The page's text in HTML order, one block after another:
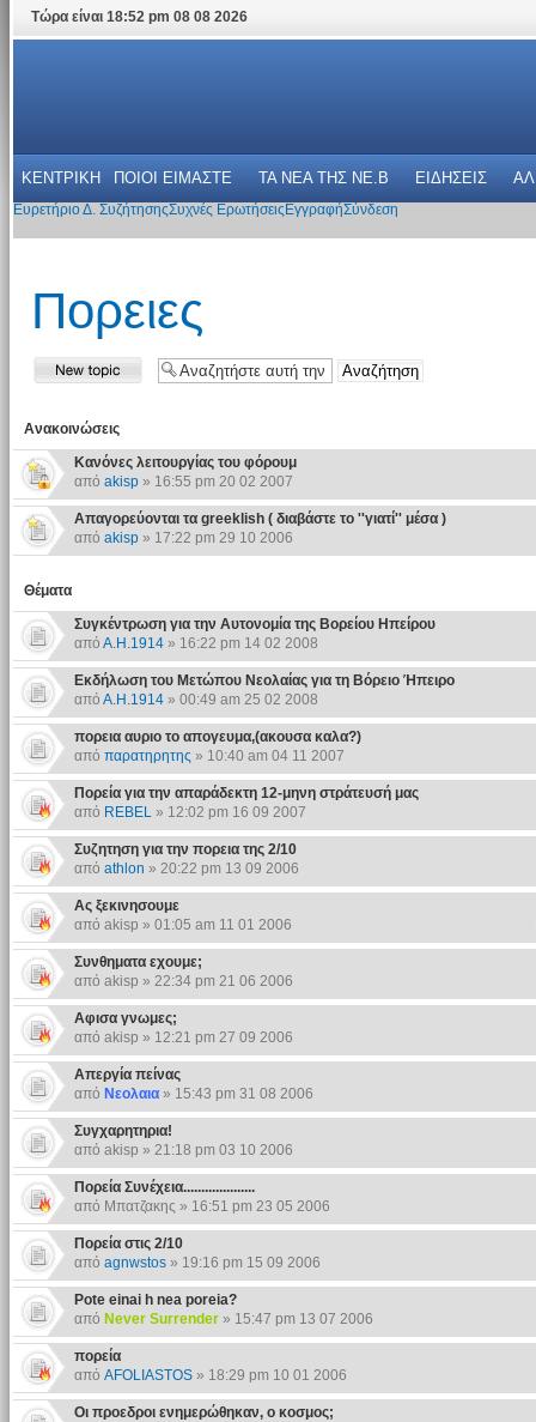
Τώρα είναι 18:52 pm 08 08 2026
ΚΕΝΤΡΙΚΗ ΠΟΙΟΙ ΕΙΜΑΣΤΕ ΤΑ ΝΕΑ THΣ NE.B ΕΙΔΗΣΕΙΣ
Ευρετήριο Δ. ΣυζήτησηςΣυχνές Ερωτήσεις ΕγγραφήΣύνδεση
Πoρειες
Ανακοινώσεις
Κανόνες λειτουργίας του φόρουμ
από akisp» 16:55 pm 20 02 2007
Απαγορεύονται τα greeklish ( διαβάστε το ''γιατί'' μέσα )
από akisp» 17:22 pm 29 10 2006
Θέματα
Συγκέντρωση για την Αυτονομία της Βορείου Ηπείρου
από Α.Η.1914» 16:22 pm 14 02 2008
Εκδήλωση του Μετώπου Νεολαίας για τη Βόρειο Ήπειρο
από Α.Η.1914» 00:49 am 25 02 2008
πορεια αυριο το απογευμα,(ακουσα καλα?)
από παρατηρητης » 10:40 am 04 11 2007
Πορεία για την απαράδεκτη 12-μηνη στράτευσή μας
από REBEL» 12:02 pm 16 09 2007
Συζητηση για την πορεια της 2/10
από athlon » 20:22 pm 13 09 2006
Ας ξεκινησουμε
από akisp » 01:05 am 11 01 2006
Συνθηματα εχουμε;
από akisp » 22:34 pm 21 06 2006
Αφισα γνωμες;
από akisp » 12:21 pm 27 09 2006
Απεργία πείνας
από Νεολαια» 15:43 pm 31 08 2006
Συγχαρητηρια!
από akisp » 21:18 pm 03 10 2006
Πορεία Συνέχεια....................
από Μπατζακης » 16:51 pm 23 05 2006
Πορεία στις 2/10
από agnwstos» 19:16 pm 15 09 2006
Pote einai h nea poreia?
από Never Surrender» 15:47 pm 13 07 2006
πορεία
από AFOLIASTOS» 18:29 pm 10 01 2006
Οι προεδροι ενημερώθηκαν, ο κοσμος;